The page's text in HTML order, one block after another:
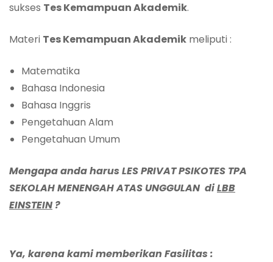
sukses Tes Kemampuan Akademik.
Materi Tes Kemampuan Akademik meliputi :
Matematika
Bahasa Indonesia
Bahasa Inggris
Pengetahuan Alam
Pengetahuan Umum
Mengapa anda harus LES PRIVAT PSIKOTES TPA
SEKOLAH MENENGAH ATAS UNGGULAN diLBB
EINSTEIN ?
Ya, karena kami memberikan Fasilitas :